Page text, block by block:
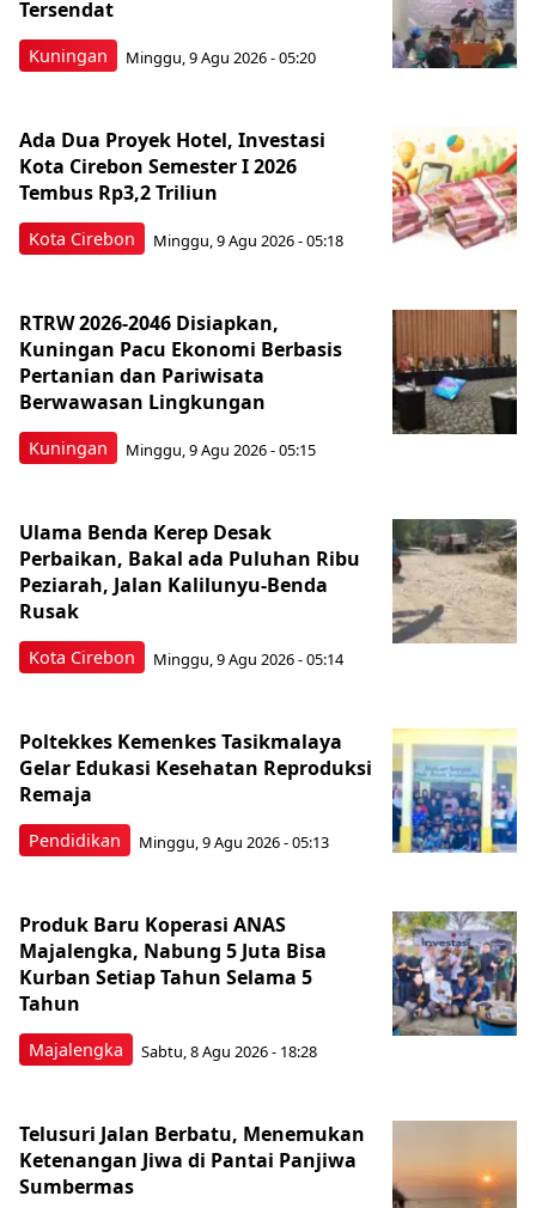
Kuningan
Tersendat
Minggu, 9 Agu 2026 - 05:20
Kota Cirebon
Ada Dua Proyek Hotel, Investasi
Kota Cirebon Semester I 2026
Tembus Rp3,2 Triliun
Minggu, 9 Agu 2026 - 05:18
Kuningan
RTRW 2026-2046 Disiapkan,
Kuningan Pacu Ekonomi Berbasis
Pertanian dan Pariwisata
Berwawasan Lingkungan
Minggu, 9 Agu 2026 - 05:15
Kota Cirebon
Ulama Benda Kerep Desak
Perbaikan, Bakal ada Puluhan Ribu
Peziarah, Jalan Kalilunyu-Benda
Rusak
Minggu, 9 Agu 2026 - 05:14
Pendidikan
Poltekkes Kemenkes Tasikmalaya
Gelar Edukasi Kesehatan Reproduksi
Remaja
Minggu, 9 Agu 2026 - 05:13
Majalengka
Produk Baru Koperasi ANAS
Majalengka, Nabung 5 Juta Bisa
Kurban Setiap Tahun Selama 5
Tahun
Sabtu, 8 Agu 2026 - 18:28
Telusuri Jalan Berbatu, Menemukan
Ketenangan Jiwa di Pantai Panjiwa
Sumbermas